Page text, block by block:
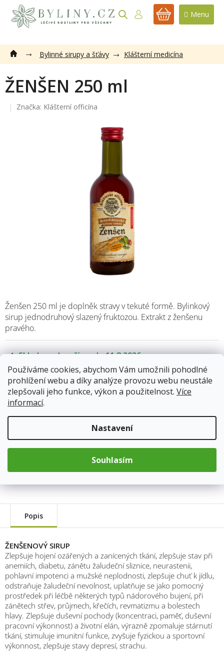
Používáme cookies, abychom Vám umožnili pohodlné
prohlížení webu a díky analýze provozu webu neustále
zlepšovali jeho funkce, výkon a použitelnost. Více
informací.
Nastavení
Souhlasím
obsah
NÁKUPNÍ
Bylinné sirupy a šťávy Klášterní medicína
ŽENŠEN 250 ml
Značka: Klášterní officína
Skladem 11.8.2026
Ženšen 250 ml je doplněk stravy v tekuté formě. Bylinkový
sirup jednodruhový slazený fruktozou. Extrakt z ženšenu
pravého.
Kód produktu:
1517
Klášterní medicína
Hmotnost: 0.25 kg
202 Kč
Měrná
Popis
ŽENŠENOVÝ SIRUP
Zlepšuje hojení ozářených a zanícených tkání, zlepšuje stav při
anemiích, diabetu, zánětu žaludeční sliznice, neurastenii,
pohlavní impotenci a mužské neplodnosti, zlepšuje chuť k jídlu,
odstraňuje žaludeční nevolnost, uplatňuje se jako pomocný
prostředek při léčbě některých typů nádorového bujení, při
zánětech střev, průjmech, křečích, revmatizmu a bolestech
hlavy. Zlepšuje duševní pochody (koncentraci, paměť, duševní
pracovní výkonnost) a životní elán, výrazně zpomaluje stárnutí
tkání, stimuluje imunitní funkce, zvyšuje fyzickou a sportovní
výkonnost, zlepšuje stavy depresí, strachu.